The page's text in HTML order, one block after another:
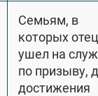
Семьям, в
которых отец
ушел на
по призыву,
достижения